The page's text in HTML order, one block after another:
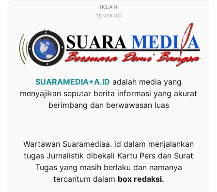
TENTANG
SUARAMEDIA+A.ID adalah media yang
menyajikan seputar berita informasi yang akurat
berimbang dan berwawasan luas
Wartawan Suaramediaa. id dalam menjalankan
tugas Jurnalistik dibekali Kartu Pers dan Surat
Tugas yang masih berlaku dan namanya
tercantum dalam box redaksi.